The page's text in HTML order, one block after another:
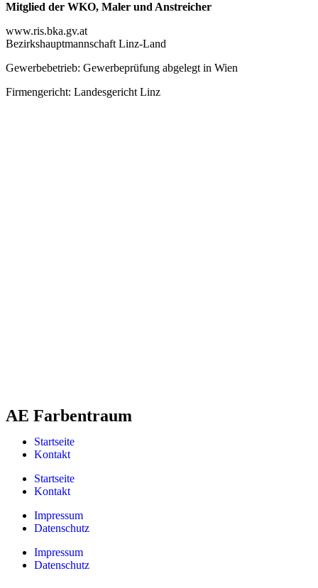
Mitglied der WKO, Maler und Anstreicher
www.ris.bka.gv.at
Bezirkshauptmannschaft Linz-Land
Gewerbebetrieb: Gewerbeprüfung abgelegt in Wien
Firmengericht: Landesgericht Linz
AE Farbentraum
Startseite
Kontakt
Startseite
Kontakt
Impressum
Datenschutz
Impressum
Datenschutz